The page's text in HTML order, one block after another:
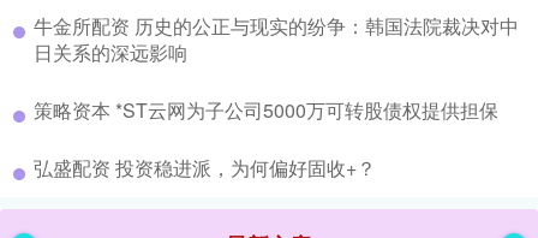
​牛金所配资 历史的公正与现实的纷争：韩国法院裁决对中
日关系的深远影响
​策略资本 *ST云网为子公司5000万可转股债权提供担保
​弘盛配资 投资稳进派，为何偏好固收+？